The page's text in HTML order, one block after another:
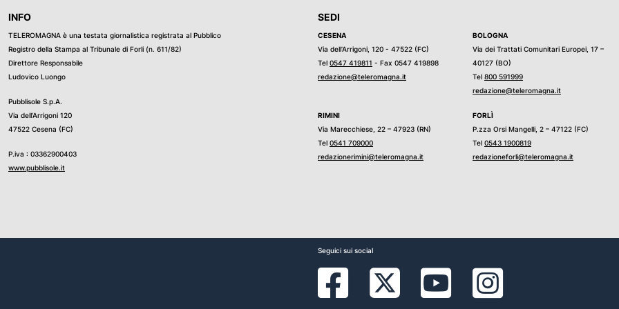
Pubblici -
situazione
servizio: la
i
contribuire
risorsa
da
vanno da
una
per ogni
INFO
TELEROMAGNA è una testata giornalistica registrata al Pubblico
Registro della Stampa al Tribunale di Forli (n. 611/82)
Direttore Responsabile
Ludovico Luongo
Pubblisole S.p.A.
Via dell’Arrigoni 120
47522 Cesena (FC)
P.iva : 03362900403
www.pubblisole.it
SEDI
CESENA
Via dell’Arrigoni, 120 - 47522 (FC)
Tel 0547 419811 - Fax 0547 419898
redazione@teleromagna.it
BOLOGNA
Via dei Trattati Comunitari Europei, 17 –
40127 (BO)
Tel 800 591999
redazione@teleromagna.it
RIMINI
Via Marecchiese, 22 – 47923 (RN)
Tel 0541 709000
redazionerimini@teleromagna.it
FORLÌ
P.zza Orsi Mangelli, 2 – 47122 (FC)
Tel 0543 1900819
redazioneforli@teleromagna.it
Seguici sui social